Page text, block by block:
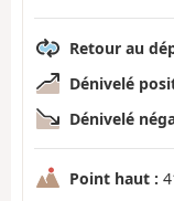
Retour au
Dénivelé
Dénivelé
Point haut :